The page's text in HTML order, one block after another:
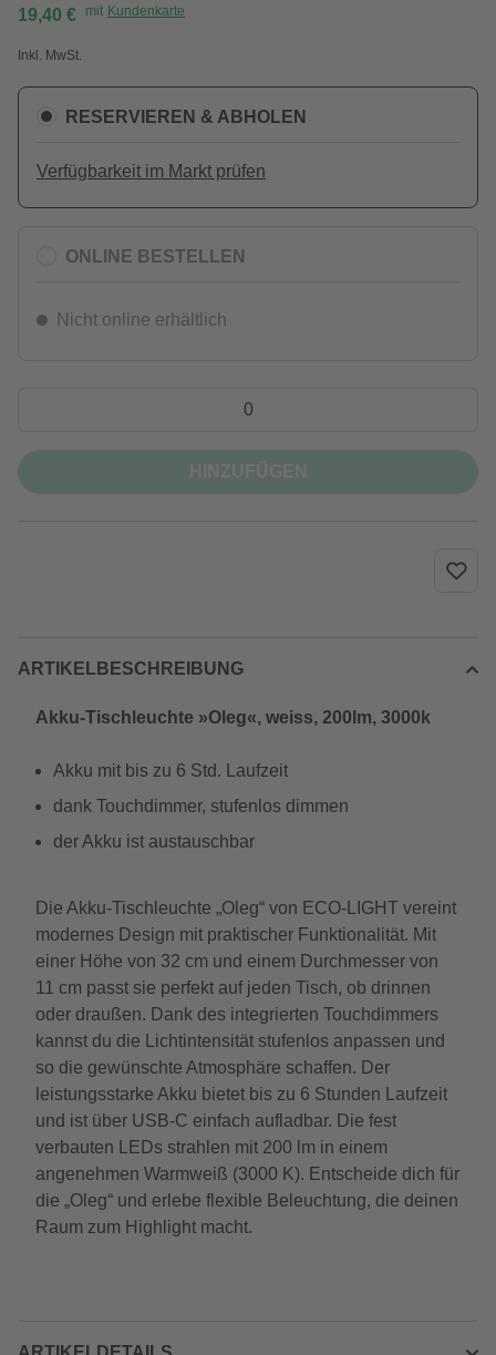
19,40 € mit Kundenkarte
Inkl. MwSt.
RESERVIEREN & ABHOLEN
Verfügbarkeit im Markt prüfen
ONLINE BESTELLEN
Nicht online erhältlich
ARTIKELBESCHREIBUNG
Akku-Tischleuchte »Oleg«, weiss, 200lm, 3000k
Akku mit bis zu 6 Std. Laufzeit
dank Touchdimmer, stufenlos dimmen
der Akku ist austauschbar
Die Akku-Tischleuchte „Oleg“ von ECO-LIGHT vereint
modernes Design mit praktischer Funktionalität. Mit
einer Höhe von 32 cm und einem Durchmesser von
11 cm passt sie perfekt auf jeden Tisch, ob drinnen
oder draußen. Dank des integrierten Touchdimmers
kannst du die Lichtintensität stufenlos anpassen und
so die gewünschte Atmosphäre schaffen. Der
leistungsstarke Akku bietet bis zu 6 Stunden Laufzeit
und ist über USB-C einfach aufladbar. Die fest
verbauten LEDs strahlen mit 200 lm in einem
angenehmen Warmweiß (3000 K). Entscheide dich für
die „Oleg“ und erlebe flexible Beleuchtung, die deinen
Raum zum Highlight macht.